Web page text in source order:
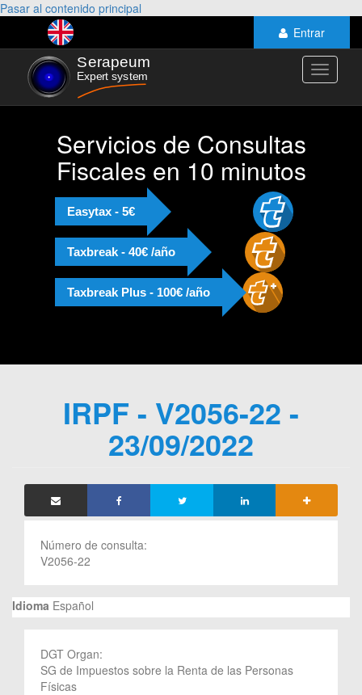
Pasar al contenido principal
Entrar
Toggle
Servicios de Consultas
Fiscales en 10 minutos
Easytax - 5€
Taxbreak - 40€ /año
Taxbreak Plus - 100€ /año
IRPF - V2056-22 -
23/09/2022
Número de consulta:
V2056-22
Idioma Español
DGT Organ:
SG de Impuestos sobre la Renta de las Personas
Físicas